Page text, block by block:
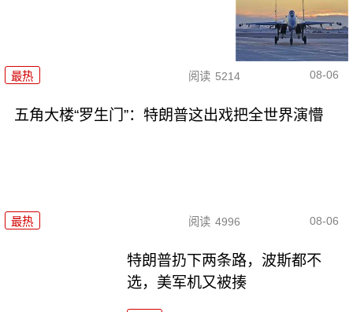
最热 阅读 5214 08-06
五角大楼“罗生门”：特朗普这出戏把全世界演懵
最热 阅读 4996 08-06
特朗普扔下两条路，波斯都不
选，美军机又被揍